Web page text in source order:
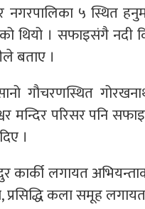
नगरपालिका ५ स्थित
थियो । सफाइसंगै नदी
बताए ।
गौचरणस्थित
परिसर पनि
।
लगायत
कला समूह